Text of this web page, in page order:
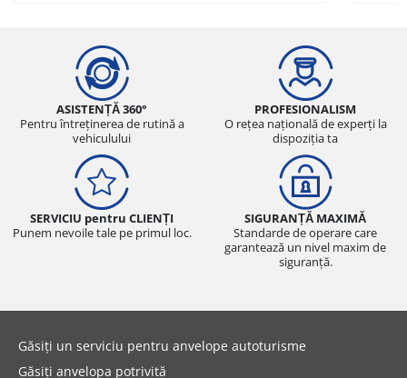
ASISTENȚĂ 360°
Pentru întreținerea de rutină a
vehiculului
PROFESIONALISM
O rețea națională de experți la
dispoziția ta
SERVICIU pentru CLIENȚI
Punem nevoile tale pe primul loc.
SIGURANȚĂ MAXIMĂ
Standarde de operare care
garantează un nivel maxim de
siguranță.
Găsiți un serviciu pentru anvelope autoturisme
Găsiți anvelopa potrivită